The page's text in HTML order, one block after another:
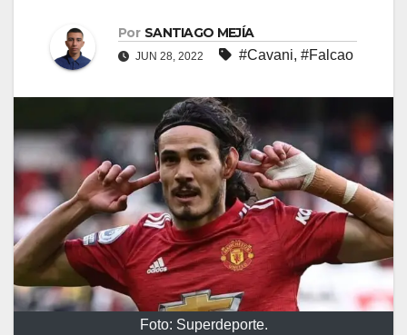
Por SANTIAGO MEJÍA
JUN 28, 2022 #Cavani, #Falcao
Foto: Superdeporte.